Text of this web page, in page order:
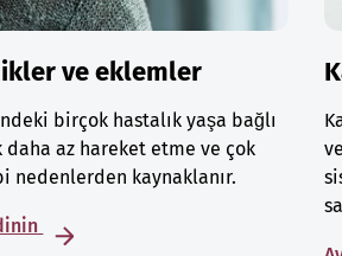
ve eklemler
birçok hastalık yaşa bağlı
daha az hareket etme ve çok
nedenlerden kaynaklanır.